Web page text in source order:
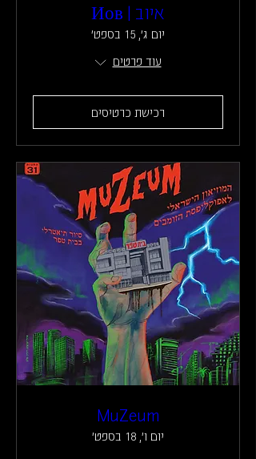
איוב | Иов
יום ג׳, 15 בספט׳
עוד פרטים
רכישת כרטיסים
MuZeum
יום ו׳, 18 בספט׳